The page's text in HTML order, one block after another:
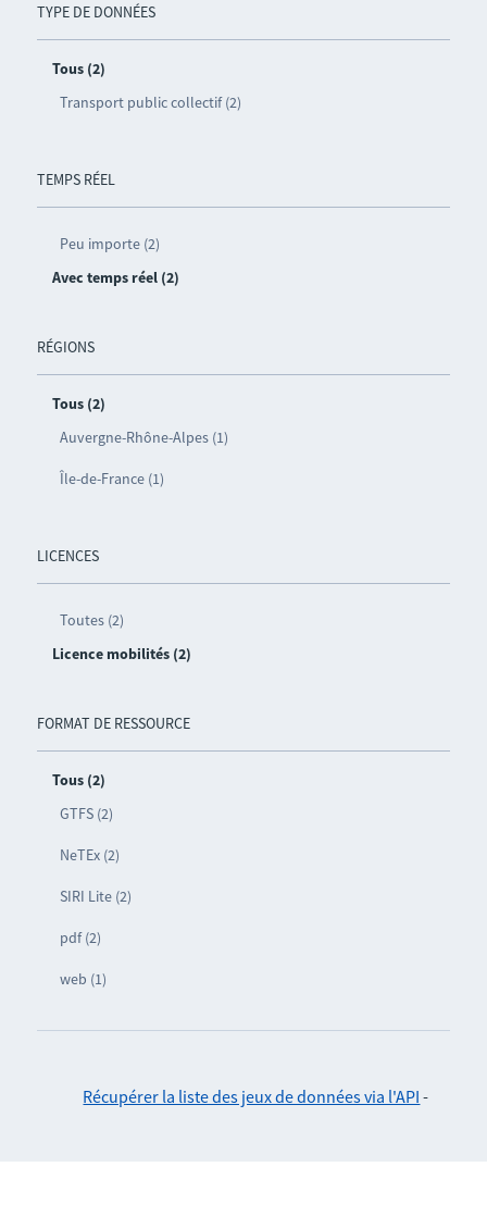
TYPE DE DONNÉES
Tous (2)
Transport public collectif (2)
TEMPS RÉEL
Peu importe (2)
Avec temps réel (2)
RÉGIONS
Tous (2)
Auvergne-Rhône-Alpes (1)
Île-de-France (1)
LICENCES
Toutes (2)
Licence mobilités (2)
FORMAT DE RESSOURCE
Tous (2)
GTFS (2)
NeTEx (2)
SIRI Lite (2)
pdf (2)
web (1)
Récupérer la liste des jeux de données via l'API -